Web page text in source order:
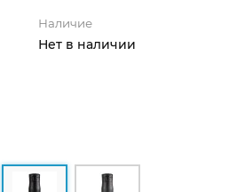
Наличие
Нет в наличии